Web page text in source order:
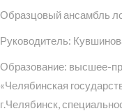
Образцовый ансамбль
Руководитель:
Образование: высшее-
«Челябинская
г.Челябинск,